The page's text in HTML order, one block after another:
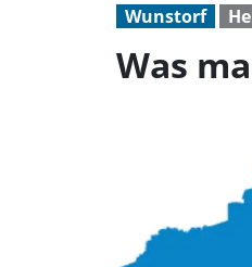
Wunstorf
Was